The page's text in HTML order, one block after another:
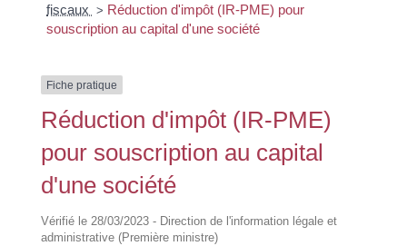
fiscaux > Réduction d'impôt (IR-PME) pour
souscription au capital d'une société
Fiche pratique
Réduction d'impôt (IR-PME)
pour souscription au capital
d'une société
Vérifié le 28/03/2023 - Direction de l'information légale et
administrative (Première ministre)